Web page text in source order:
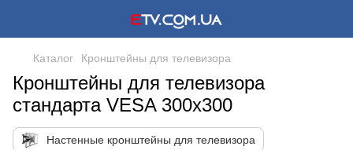
Каталог Кронштейны для телевизора
Кронштейны для телевизора
стандарта VESA 300x300
Настенные кронштейны для телевизора